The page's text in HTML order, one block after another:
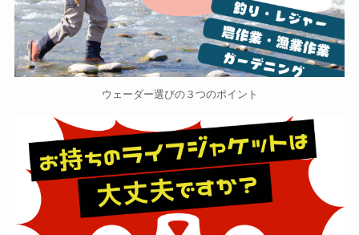
ウェーダー選びの３つのポイント